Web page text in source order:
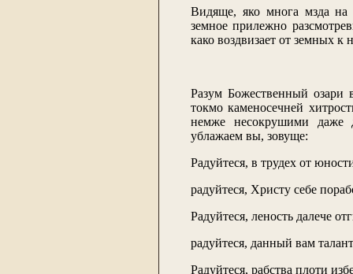
Видяще, яко многа мзда на
земное прилежно
како воздвизает от земных
Разум Божественный
токмо каменосечней
немже несокрушими даже
ублажаем вы, зовуще:
Радуйтеся, в трудех от
радуйтеся, Христу себе
Радуйтеся, леность далече
радуйтеся, данный вам
Радуйтеся, рабства плоти